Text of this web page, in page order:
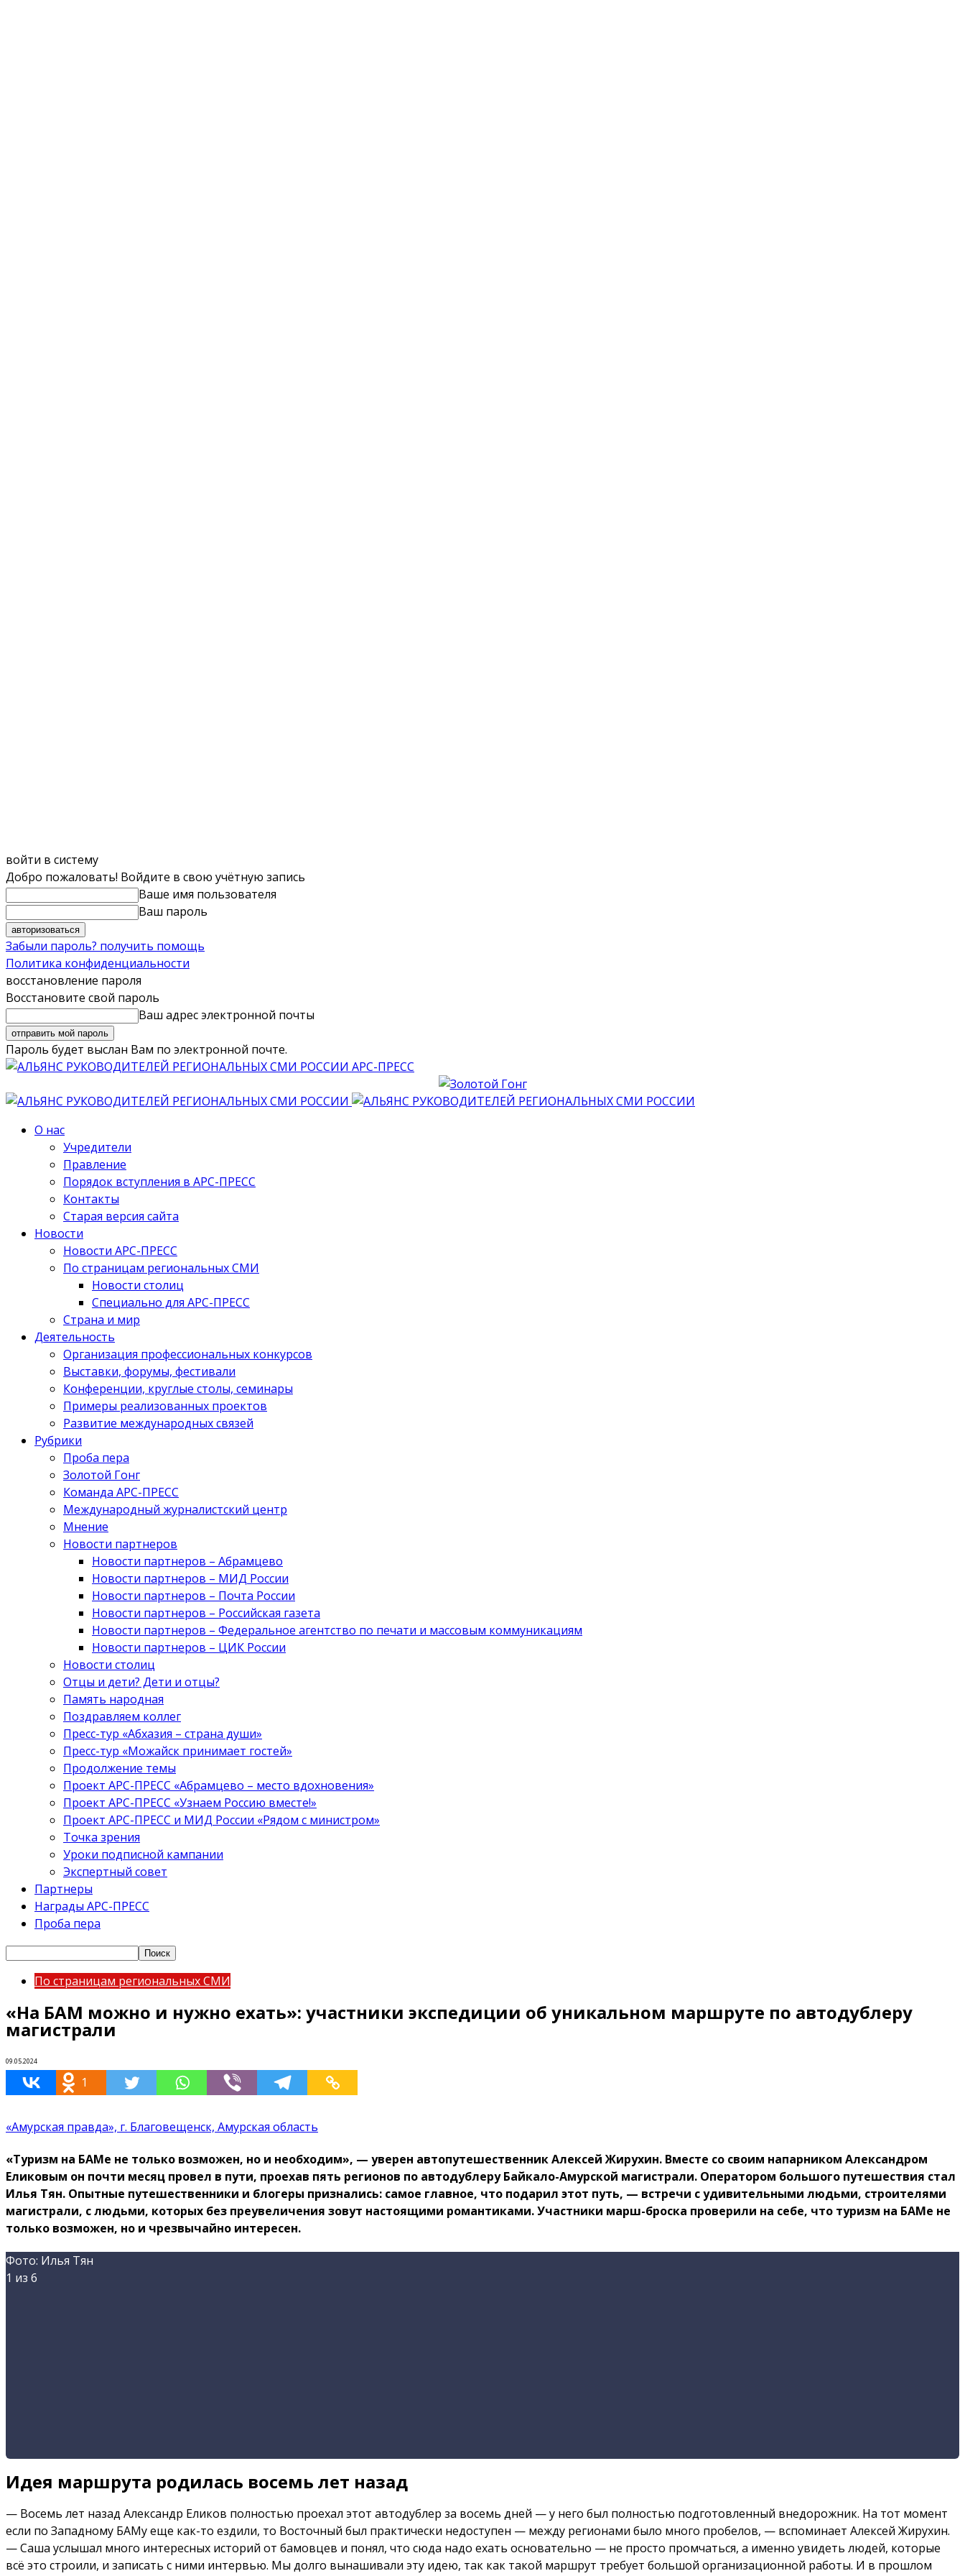
войти в систему
Добро пожаловать! Войдите в свою учётную запись
Ваше имя пользователя
Ваш пароль
Забыли пароль? получить помощь
Политика конфиденциальности
восстановление пароля
Восстановите свой пароль
Ваш адрес электронной почты
Пароль будет выслан Вам по электронной почте.
АРС-ПРЕСС
О нас
Учредители
Правление
Порядок вступления в АРС-ПРЕСС
Контакты
Старая версия сайта
Новости
Новости АРС-ПРЕСС
По страницам региональных СМИ
Новости столиц
Специально для АРС-ПРЕСС
Страна и мир
Деятельность
Организация профессиональных конкурсов
Выставки, форумы, фестивали
Конференции, круглые столы, семинары
Примеры реализованных проектов
Развитие международных связей
Рубрики
Проба пера
Золотой Гонг
Команда АРС-ПРЕСС
Международный журналистский центр
Мнение
Новости партнеров
Новости партнеров – Абрамцево
Новости партнеров – МИД России
Новости партнеров – Почта России
Новости партнеров – Российская газета
Новости партнеров – Федеральное агентство по печати и массовым коммуникациям
Новости партнеров – ЦИК России
Новости столиц
Отцы и дети? Дети и отцы?
Память народная
Поздравляем коллег
Пресс-тур «Абхазия – страна души»
Пресс-тур «Можайск принимает гостей»
Продолжение темы
Проект АРС-ПРЕСС «Абрамцево – место вдохновения»
Проект АРС-ПРЕСС «Узнаем Россию вместе!»
Проект АРС-ПРЕСС и МИД России «Рядом с министром»
Точка зрения
Уроки подписной кампании
Экспертный совет
Партнеры
Награды АРС-ПРЕСС
Проба пера
По страницам региональных СМИ
«На БАМ можно и нужно ехать»: участники экспедиции об уникальном маршруте по автодублеру
магистрали
09.05.2024
1
«Амурская правда», г. Благовещенск, Амурская область
«Туризм на БАМе не только возможен, но и необходим», — уверен автопутешественник Алексей Жирухин. Вместе со своим напарником Александром
Еликовым он почти месяц провел в пути, проехав пять регионов по автодублеру Байкало-Амурской магистрали. Оператором большого путешествия стал
Илья Тян. Опытные путешественники и блогеры признались: самое главное, что подарил этот путь, — встречи с удивительными людьми, строителями
магистрали, с людьми, которых без преувеличения зовут настоящими романтиками. Участники марш-броска проверили на себе, что туризм на БАМе не
только возможен, но и чрезвычайно интересен.
Фото: Илья Тян
1 из 6
Идея маршрута родилась восемь лет назад
— Восемь лет назад Александр Еликов полностью проехал этот автодублер за восемь дней — у него был полностью подготовленный внедорожник. На тот момент
если по Западному БАМу еще как-то ездили, то Восточный был практически недоступен — между регионами было много пробелов, — вспоминает Алексей Жирухин.
— Саша услышал много интересных историй от бамовцев и понял, что сюда надо ехать основательно — не просто промчаться, а именно увидеть людей, которые
всё это строили, и записать с ними интервью. Мы долго вынашивали эту идею, так как такой маршрут требует большой организационной работы. И в прошлом